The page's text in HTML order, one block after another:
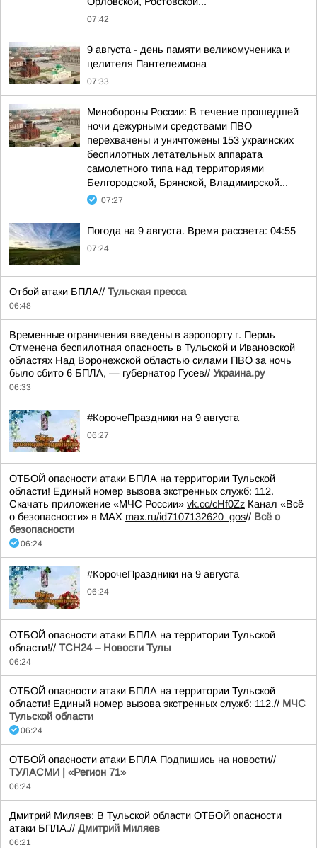
07:42
9 августа - день памяти великомученика и
целителя Пантелеимона
07:33
Минобороны России: В течение прошедшей
ночи дежурными средствами ПВО
перехвачены и уничтожены 153 украинских
беспилотных летательных аппарата
самолетного типа над территориями
Белгородской, Брянской, Владимирской...
07:27
Погода на 9 августа. Время рассвета: 04:55
07:24
Отбой атаки БПЛА// Тульская пресса
06:48
Временные ограничения введены в аэропорту г. Пермь
Отменена беспилотная опасность в Тульской и Ивановской
областях Над Воронежской областью силами ПВО за ночь
было сбито 6 БПЛА, — губернатор Гусев// Украина.ру
06:33
#КорочеПраздники на 9 августа
06:27
ОТБОЙ опасности атаки БПЛА на территории Тульской
области! Единый номер вызова экстренных служб: 112.
Скачать приложение «МЧС России» vk.cc/cHf0Zz Канал «Всё
о безопасности» в МАХ max.ru/id7107132620_gos// Всё о
безопасности
06:24
#КорочеПраздники на 9 августа
06:24
ОТБОЙ опасности атаки БПЛА на территории Тульской
области!// ТСН24 – Новости Тулы
06:24
ОТБОЙ опасности атаки БПЛА на территории Тульской
области! Единый номер вызова экстренных служб: 112.// МЧС
Тульской области
06:24
ОТБОЙ опасности атаки БПЛА Подпишись на новости//
ТУЛАСМИ | «Регион 71»
06:24
Дмитрий Миляев: В Тульской области ОТБОЙ опасности
атаки БПЛА.// Дмитрий Миляев
06:21